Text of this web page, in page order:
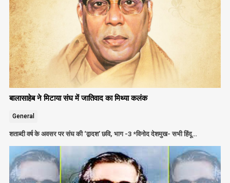
बालासाहेब ने मिटाया संघ में जातिवाद का मिथ्या कलंक
General
शताब्दी वर्ष के अवसर पर संघ की ‘द्वादश’ छवि, भाग -3 *विनोद देशमुख- सभी हिंदू…